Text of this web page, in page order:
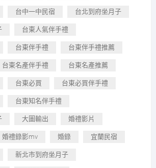
台中一中民宿 台北到府坐月子
台東人氣伴手禮
台東伴手禮 台東伴手禮推薦
台東名產伴手禮 台東名產推薦
台東必買 台東必買伴手禮
台東知名伴手禮
大圖輸出 婚禮影片
婚禮錄影mv 婚錄 宜蘭民宿
新北市到府坐月子